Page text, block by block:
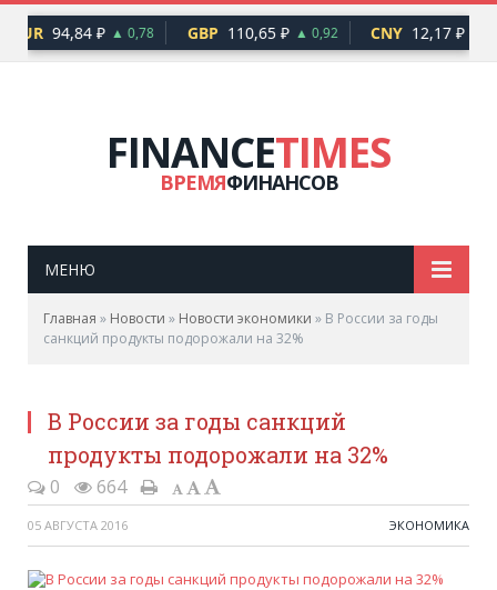
EUR 94,84 ₽ ▲ 0,78 GBP 110,65 ₽ ▲ 0,92 CNY 12,17 ₽
FINANCETIMES
ВРЕМЯФИНАНСОВ
МЕНЮ
Главная » Новости » Новости экономики » В России за годы
санкций продукты подорожали на 32%
В России за годы санкций
продукты подорожали на 32%
0 664
05 АВГУСТА 2016 ЭКОНОМИКА